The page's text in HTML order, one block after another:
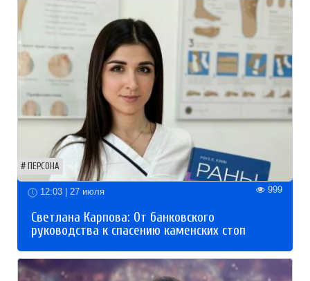
ПЕРСОНА
12:03 | 27 июля 999
Светлана Карпова: От банковского
руководства к спасению каменских стоп